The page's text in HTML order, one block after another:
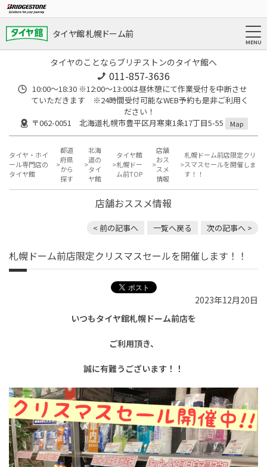
タイヤ館 札幌ドーム前
タイヤのことならブリヂストンのタイヤ館へ
011-857-3636
10:00～18:30 ※12:00～13:00は昼休憩にて作業受付を中断させ
ていただきます ※24時間受付可能なWEB予約も是非ご利用く
ださい！
〒062-0051 北海道札幌市豊平区月寒東1条17丁目5-55
Map
タイヤ・ホイ
ール専門店の
タイヤ館
都道
府県
から
探す
北海
道の
タイ
ヤ館
タイヤ館
札幌ドー
ム前TOP
店舗
おス
スメ
情報
札幌ドーム前店限定クリ
スマスセールを開催しま
す！！
店舗おススメ情報
< 前の記事へ 一覧へ戻る 次の記事へ >
札幌ドーム前店限定クリスマスセールを開催します！！
2023年12月20日
いつもタイヤ館札幌ドーム前店を
ご利用頂き、
誠に有難うございます！！